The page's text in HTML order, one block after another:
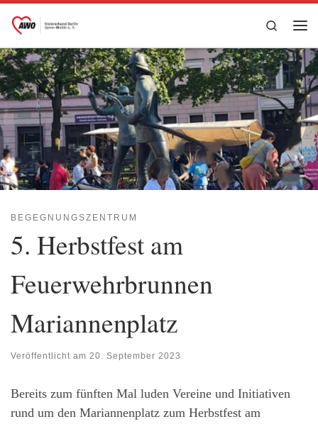
Zum Inhalt springen
Search
BEGEGNUNGSZENTRUM
5. Herbstfest am
Feuerwehrbrunnen
Mariannenplatz
Veröffentlicht am 20. September 2023
Bereits zum fünften Mal luden Vereine und Initiativen
rund um den Mariannenplatz zum Herbstfest am